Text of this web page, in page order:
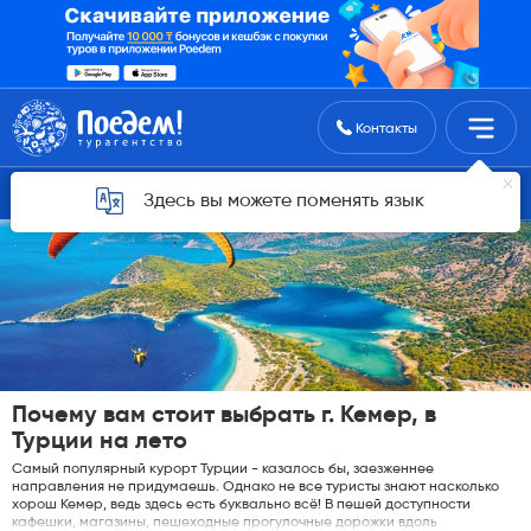
Поиск туровКонтакты
Здесь вы можете поменять язык
Горящие туры для Алматы
Почему вам стоит выбрать г. Кемер, в
Турции на лето
Самый популярный курорт Турции - казалось бы, заезженнее
направления не придумаешь. Однако не все туристы знают насколько
хорош Кемер, ведь здесь есть буквально всё! В пешей доступности
кафешки, магазины, пешеходные прогулочные дорожки вдоль